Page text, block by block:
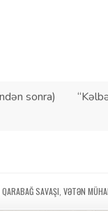
sonra)
SAVAŞI VƏTƏN